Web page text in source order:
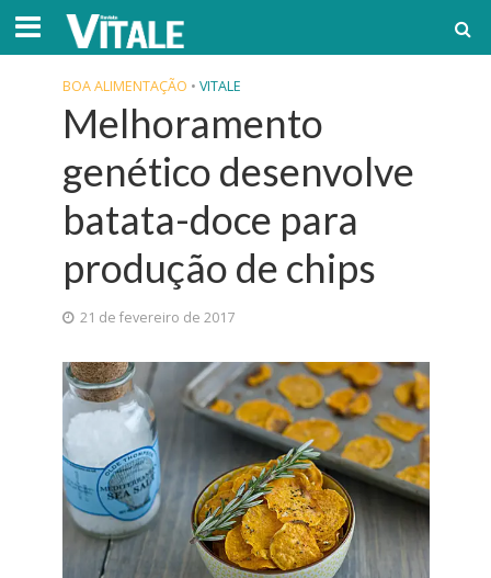
BOA ALIMENTAÇÃO • VITALE
Melhoramento
genético desenvolve
batata-doce para
produção de chips
21 de fevereiro de 2017